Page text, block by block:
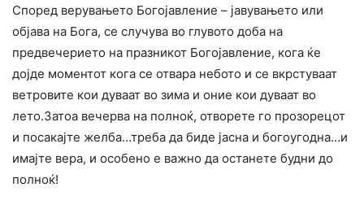
Според верувањето Богојавление – јавувањето или
објава на Бога, се случува во глувото доба на
предвечерието на празникот Богојавление, кога ќе
дојде моментот кога се отвара небото и се вкрстуваат
ветровите кои дуваат во зима и оние кои дуваат во
лето.Затоа вечерва на полноќ, отворете го прозорецот
и посакајте желба…треба да биде јасна и богоугодна…и
имајте вера, и особено е важно да останете будни до
полноќ!